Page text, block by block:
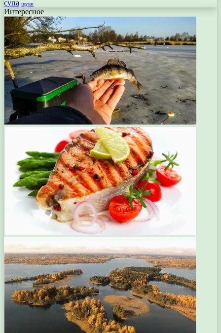
супа щуки
Интересное